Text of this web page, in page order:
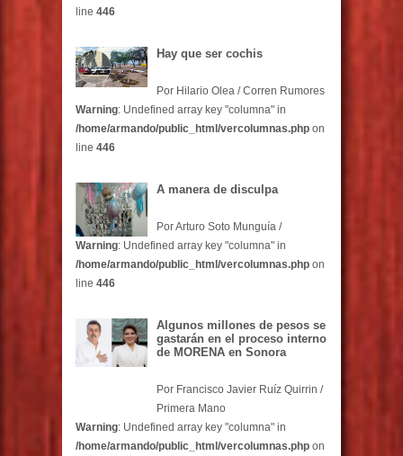
line 446
Hay que ser cochis
Por Hilario Olea / Corren Rumores
Warning: Undefined array key "columna" in
/home/armando/public_html/vercolumnas.php on
line 446
A manera de disculpa
Por Arturo Soto Munguía /
Warning: Undefined array key "columna" in
/home/armando/public_html/vercolumnas.php on
line 446
Algunos millones de pesos se
gastarán en el proceso interno
de MORENA en Sonora
Por Francisco Javier Ruíz Quirrin /
Primera Mano
Warning: Undefined array key "columna" in
/home/armando/public_html/vercolumnas.php on